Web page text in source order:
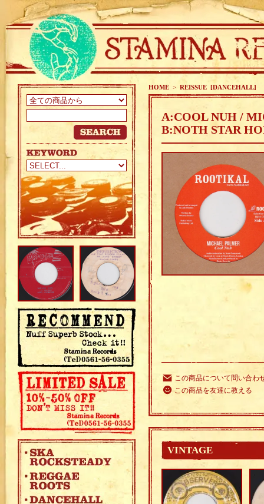
HOME > REISSUE [DANCEHALL]
A:COOL NUH /
B:NOTH STAR
この商品について問い合わ
この商品を友達に教える
VINTAGE